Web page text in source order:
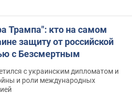
Трампа": кто на самом
защиту от российской
с Безсмертным
с украинским дипломатом и
и роли международных